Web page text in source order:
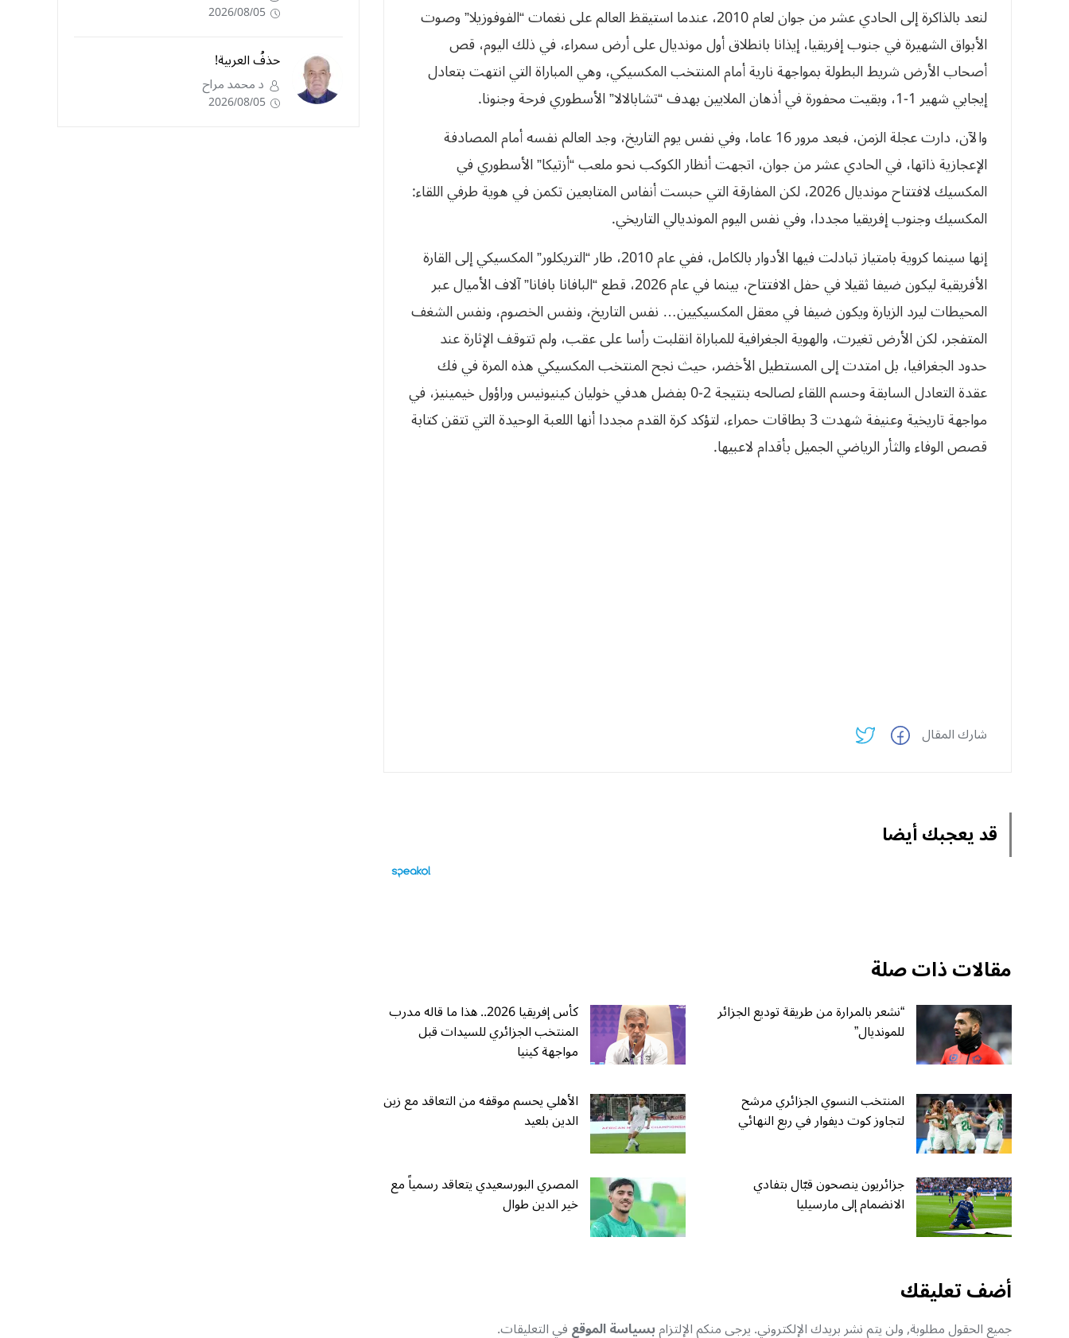
لنعد بالذاكرة إلى الحادي عشر من جوان لعام 2010، عندما استيقظ العالم على نغمات “الفوفوزيلا” وصوت
الأبواق الشهيرة في جنوب إفريقيا، إيذانا بانطلاق أول مونديال على أرض سمراء، في ذلك اليوم، قص
أصحاب الأرض شريط البطولة بمواجهة نارية أمام المنتخب المكسيكي، وهي المباراة التي انتهت بتعادل
إيجابي شهير 1-1، وبقيت محفورة في أذهان الملايين بهدف “تشابالالا” الأسطوري فرحة وجنونا.
والآن، دارت عجلة الزمن، فبعد مرور 16 عاما، وفي نفس يوم التاريخ، وجد العالم نفسه أمام المصادفة
الإعجازية ذاتها، في الحادي عشر من جوان، اتجهت أنظار الكوكب نحو ملعب “أزتيكا” الأسطوري في
المكسيك لافتتاح مونديال 2026، لكن المفارقة التي حبست أنفاس المتابعين تكمن في هوية طرفي اللقاء:
المكسيك وجنوب إفريقيا مجددا، وفي نفس اليوم المونديالي التاريخي.
إنها سينما كروية بامتياز تبادلت فيها الأدوار بالكامل، ففي عام 2010، طار “التريكلور” المكسيكي إلى القارة
الأفريقية ليكون ضيفا ثقيلا في حفل الافتتاح، بينما في عام 2026، قطع “البافانا بافانا” آلاف الأميال عبر
المحيطات ليرد الزيارة ويكون ضيفا في معقل المكسيكيين… نفس التاريخ، ونفس الخصوم، ونفس الشغف
المتفجر، لكن الأرض تغيرت، والهوية الجغرافية للمباراة انقلبت رأسا على عقب، ولم تتوقف الإثارة عند
حدود الجغرافيا، بل امتدت إلى المستطيل الأخضر، حيث نجح المنتخب المكسيكي هذه المرة في فك
عقدة التعادل السابقة وحسم اللقاء لصالحه بنتيجة 2-0 بفضل هدفي خوليان كينيونيس وراؤول خيمينيز، في
مواجهة تاريخية وعنيفة شهدت 3 بطاقات حمراء، لتؤكد كرة القدم مجددا أنها اللعبة الوحيدة التي تتقن كتابة
قصص الوفاء والثأر الرياضي الجميل بأقدام لاعبيها.
شارك المقال
قد يعجبك أيضا
مقالات ذات صلة
“نشعر بالمرارة من طريقة توديع الجزائر
للمونديال”
كأس إفريقيا 2026.. هذا ما قاله مدرب
المنتخب الجزائري للسيدات قبل
مواجهة كينيا
المنتخب النسوي الجزائري مرشح
لتجاوز كوت ديفوار في ربع النهائي
الأهلي يحسم موقفه من التعاقد مع زين
الدين بلعيد
جزائريون ينصحون قبّال بتفادي
الانضمام إلى مارسيليا
المصري البورسعيدي يتعاقد رسمياً مع
خير الدين طوال
أضف تعليقك
جميع الحقول مطلوبة, ولن يتم نشر بريدك الإلكتروني. يرجى منكم الإلتزامبسياسة الموقعفي التعليقات.
2026/08/05
حذفُ العربية!
د محمد مراح
2026/08/05